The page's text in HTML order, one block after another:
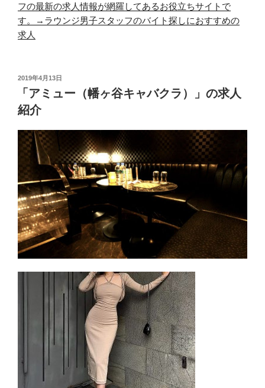
フの最新の求人情報が網羅してあるお役立ちサイトで
す。→ ラウンジ男子スタッフのバイト探しにおすすめの
求人
投
稿
2019年4月13日
「アミュー（幡ヶ谷キャバクラ）」の求人
紹介